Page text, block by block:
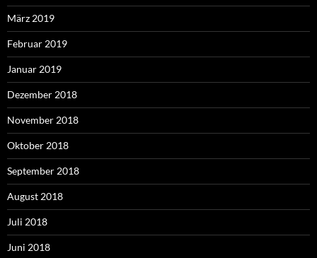
März 2019
Februar 2019
Januar 2019
Dezember 2018
November 2018
Oktober 2018
September 2018
August 2018
Juli 2018
Juni 2018